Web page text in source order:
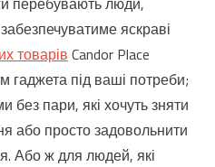
яскраві
товарів Candor Place
під ваші потреби;
пари, які хочуть зняти
або просто задовольнити
Або ж для людей, які